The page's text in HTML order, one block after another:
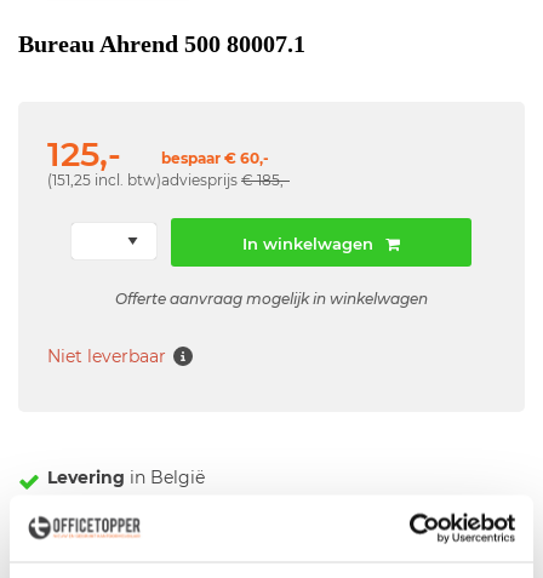
Bureau Ahrend 500 80007.1
125,-
(151,25 incl. btw)
bespaar € 60,-
adviesprijs € 185,-
In winkelwagen
Offerte aanvraag mogelijk in winkelwagen
Niet leverbaar
Levering in België
Voor zowel